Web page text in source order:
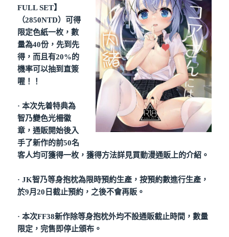
FULL SET】
（2850NTD）可得
限定色紙一枚，數
量為40份，先到先
得，而且有20%的
機率可以抽到直簽
喔！！
· 本次先着特典為
智乃變色光柵徽
章，通販開始後入
手了新作的前50名
客人均可獲得一枚，獲得方法詳見買動漫通販上的介紹。
· JK智乃等身抱枕為限時預約生產，按預約數進行生產，
於9月20日截止預約，之後不會再販。
· 本次FF38新作除等身抱枕外均不設通販截止時間，數量
限定，完售即停止頒布。